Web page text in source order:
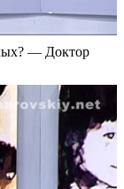
— Доктор